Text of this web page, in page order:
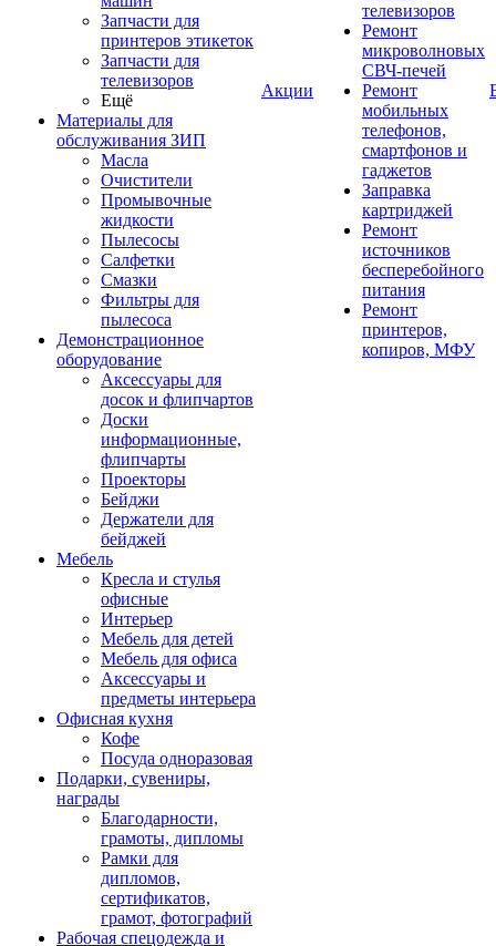
Запчасти для
принтеров этикеток
Запчасти для
телевизоров
Ещё
Материалы для
обслуживания ЗИП
Масла
Очистители
Промывочные
жидкости
Пылесосы
Салфетки
Смазки
Фильтры для
пылесоса
Демонстрационное
оборудование
Аксессуары для
досок и флипчартов
Доски
информационные,
флипчарты
Проекторы
Бейджи
Держатели для
бейджей
Мебель
Кресла и стулья
офисные
Интерьер
Мебель для детей
Мебель для офиса
Аксессуары и
предметы интерьера
Офисная кухня
Кофе
Посуда одноразовая
Подарки, сувениры,
награды
Благодарности,
грамоты, дипломы
Рамки для
дипломов,
сертификатов,
грамот, фотографий
Рабочая спецодежда и
Акции
телевизоров
Ремонт
микроволновых
СВЧ-печей
Ремонт
мобильных
телефонов,
смартфонов и
гаджетов
Заправка
картриджей
Ремонт
источников
бесперебойного
питания
Ремонт
принтеров,
копиров, МФУ